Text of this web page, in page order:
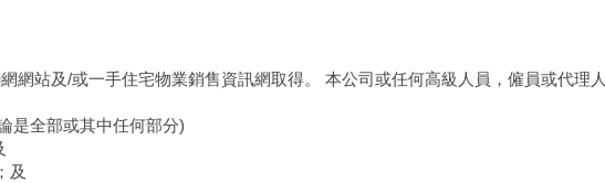
網站及/或一手住宅物業銷售資訊網取得。 本公司或任何高級人員，僱員或代理人
是全部或其中任何部分)
及